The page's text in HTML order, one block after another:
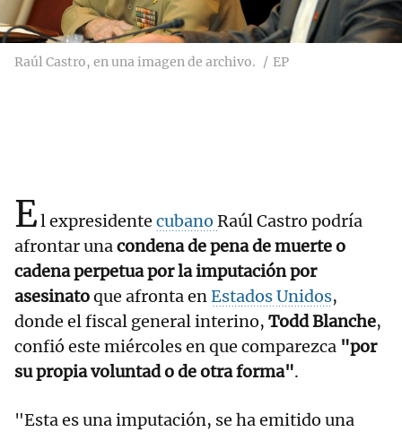
Raúl Castro, en una imagen de archivo. EP
El expresidente cubano Raúl Castro podría
afrontar unacondena de pena de muerte o
cadena perpetua por la imputación por
asesinatoque afronta enEstados Unidos,
donde el fiscal general interino, Todd Blanche,
confió este miércoles en que comparezca "por
su propia voluntad o de otra forma".
"Esta es una imputación, se ha emitido una